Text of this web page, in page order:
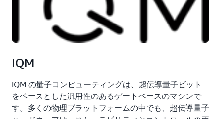
IQM
IQM の量子コンピューティングは、超伝導量子ビット
をベースとした汎用性のあるゲートベースのマシンで
す。多くの物理プラットフォームの中でも、超伝導量子